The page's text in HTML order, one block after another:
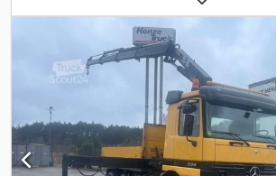
Byggeår:2019, Utstyr:ABS, aircondition,
elektrisk justerbart speil, elektrisk